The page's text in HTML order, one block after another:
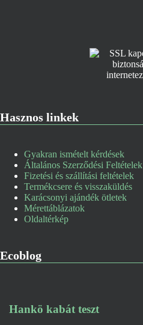
Hasznos linkek
Gyakran ismételt kérdések
Általános Szerződési Feltételek
Fizetési és szállítási feltételek
Termékcsere és visszaküldés
Karácsonyi ajándék ötletek
Mérettáblázatok
Oldaltérkép
Ecoblog
Hankö kabát teszt